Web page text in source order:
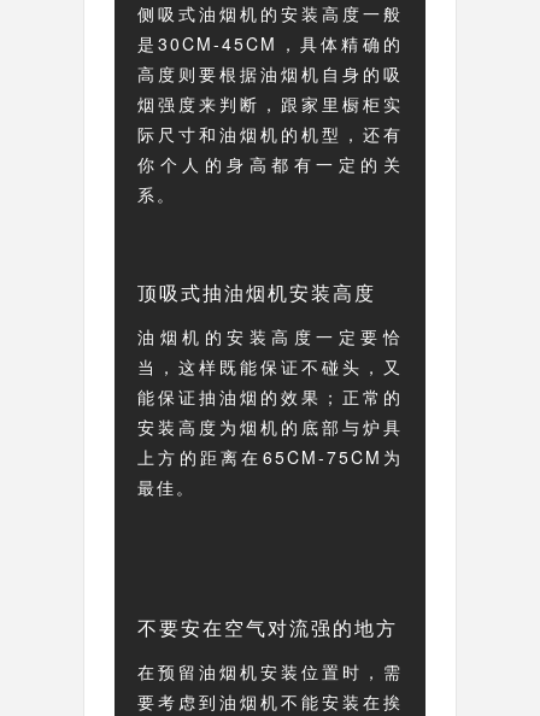
侧吸式油烟机的安装高度一般
是30CM-45CM，具体精确的
高度则要根据油烟机自身的吸
烟强度来判断，跟家里橱柜实
际尺寸和油烟机的机型，还有
你个人的身高都有一定的关
系。
顶吸式抽油烟机安装高度
油烟机的安装高度一定要恰
当，这样既能保证不碰头，又
能保证抽油烟的效果；正常的
安装高度为烟机的底部与炉具
上方的距离在65CM-75CM为
最佳。
不要安在空气对流强的地方
在预留油烟机安装位置时，需
要考虑到油烟机不能安装在挨